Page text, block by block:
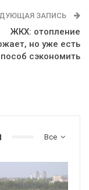
ЗАПИСЬ
ЖКХ: отопление
но уже есть
сэкономить
Все